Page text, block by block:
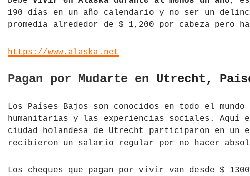
190 días en un año calendario y no ser un
promedia alrededor de $ 1,200 por cabeza pero
https://www.alaska.net
Pagan por Mudarte en Utrecht,
Los Países Bajos son conocidos en todo el
humanitarias y las experiencias sociales.
ciudad holandesa de Utrecht participaron en un
recibieron un salario regular por no hacer
Los cheques que pagan por vivir van desde $